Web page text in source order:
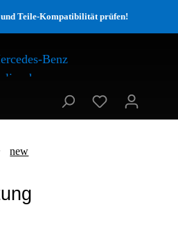
und Teile-Kompatibilität prüfen!
new